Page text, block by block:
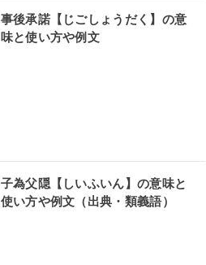
事後承諾【じごしょうだく】の意
味と使い方や例文
子為父隠【しいふいん】の意味と
使い方や例文（出典・類義語）